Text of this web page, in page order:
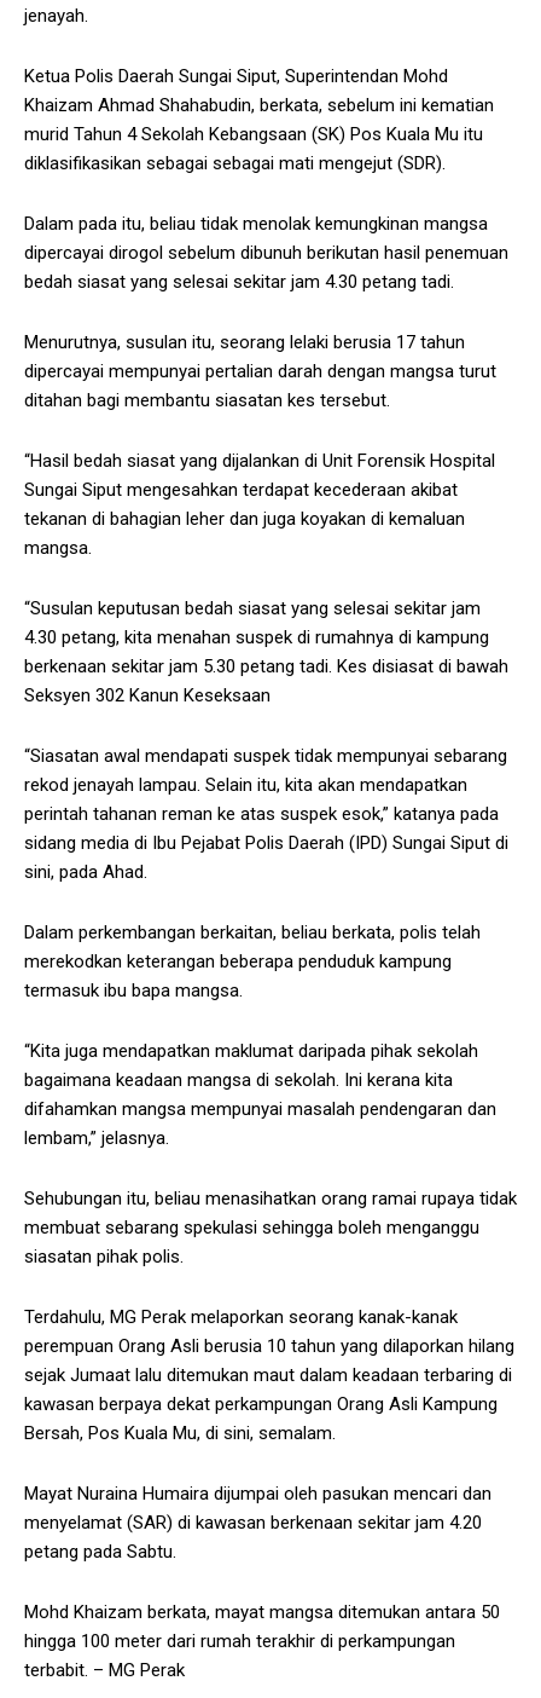
jenayah.
Ketua Polis Daerah Sungai Siput, Superintendan Mohd
Khaizam Ahmad Shahabudin, berkata, sebelum ini kematian
murid Tahun 4 Sekolah Kebangsaan (SK) Pos Kuala Mu itu
diklasifikasikan sebagai sebagai mati mengejut (SDR).
Dalam pada itu, beliau tidak menolak kemungkinan mangsa
dipercayai dirogol sebelum dibunuh berikutan hasil penemuan
bedah siasat yang selesai sekitar jam 4.30 petang tadi.
Menurutnya, susulan itu, seorang lelaki berusia 17 tahun
dipercayai mempunyai pertalian darah dengan mangsa turut
ditahan bagi membantu siasatan kes tersebut.
“Hasil bedah siasat yang dijalankan di Unit Forensik Hospital
Sungai Siput mengesahkan terdapat kecederaan akibat
tekanan di bahagian leher dan juga koyakan di kemaluan
mangsa.
“Susulan keputusan bedah siasat yang selesai sekitar jam
4.30 petang, kita menahan suspek di rumahnya di kampung
berkenaan sekitar jam 5.30 petang tadi. Kes disiasat di bawah
Seksyen 302 Kanun Keseksaan
“Siasatan awal mendapati suspek tidak mempunyai sebarang
rekod jenayah lampau. Selain itu, kita akan mendapatkan
perintah tahanan reman ke atas suspek esok,” katanya pada
sidang media di Ibu Pejabat Polis Daerah (IPD) Sungai Siput di
sini, pada Ahad.
Dalam perkembangan berkaitan, beliau berkata, polis telah
merekodkan keterangan beberapa penduduk kampung
termasuk ibu bapa mangsa.
“Kita juga mendapatkan maklumat daripada pihak sekolah
bagaimana keadaan mangsa di sekolah. Ini kerana kita
difahamkan mangsa mempunyai masalah pendengaran dan
lembam,” jelasnya.
Sehubungan itu, beliau menasihatkan orang ramai rupaya tidak
membuat sebarang spekulasi sehingga boleh menganggu
siasatan pihak polis.
Terdahulu, MG Perak melaporkan seorang kanak-kanak
perempuan Orang Asli berusia 10 tahun yang dilaporkan hilang
sejak Jumaat lalu ditemukan maut dalam keadaan terbaring di
kawasan berpaya dekat perkampungan Orang Asli Kampung
Bersah, Pos Kuala Mu, di sini, semalam.
Mayat Nuraina Humaira dijumpai oleh pasukan mencari dan
menyelamat (SAR) di kawasan berkenaan sekitar jam 4.20
petang pada Sabtu.
Mohd Khaizam berkata, mayat mangsa ditemukan antara 50
hingga 100 meter dari rumah terakhir di perkampungan
terbabit. – MG Perak